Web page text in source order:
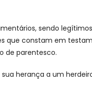
sendo
que constam em
de parentesco.
herança a um